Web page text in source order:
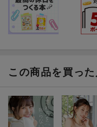
この商品を買っ